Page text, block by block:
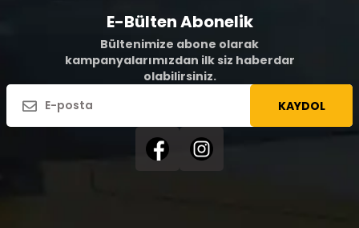
E-Bülten Abonelik
Bültenimize abone olarak
kampanyalarımızdan ilk siz haberdar
olabilirsiniz.
KAYDOL